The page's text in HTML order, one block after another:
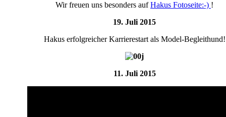
Wir freuen uns besonders aufHakus Fotoseite:-) !
19. Juli 2015
Hakus erfolgreicher Karrierestart als Model-Begleithund!
11. Juli 2015